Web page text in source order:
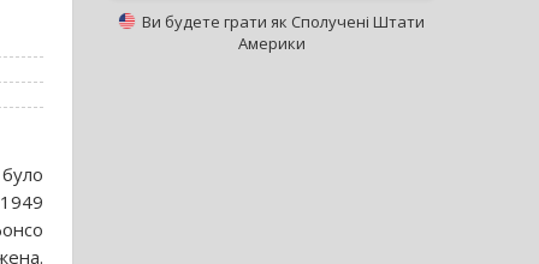
Ви будете грати як Сполучені Штати
Америки